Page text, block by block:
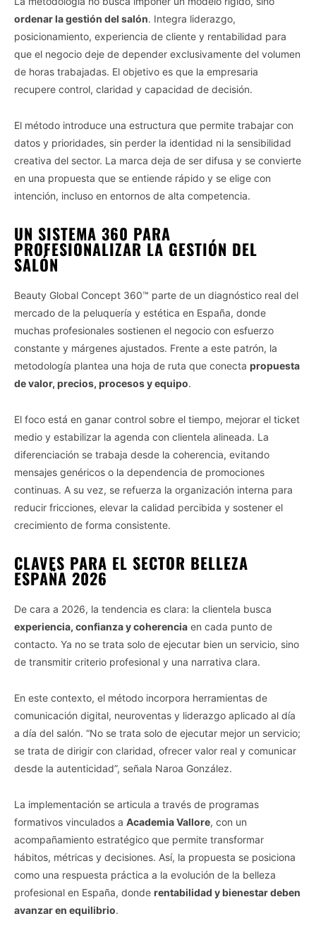
ordenar la gestión del salón. Integra liderazgo,
posicionamiento, experiencia de cliente y rentabilidad para
que el negocio deje de depender exclusivamente del volumen
de horas trabajadas. El objetivo es que la empresaria
recupere control, claridad y capacidad de decisión.
El método introduce una estructura que permite trabajar con
datos y prioridades, sin perder la identidad ni la sensibilidad
creativa del sector. La marca deja de ser difusa y se convierte
en una propuesta que se entiende rápido y se elige con
intención, incluso en entornos de alta competencia.
UN SISTEMA 360 PARA
PROFESIONALIZAR LA GESTIÓN DEL
SALÓN
Beauty Global Concept 360™ parte de un diagnóstico real del
mercado de la peluquería y estética en España, donde
muchas profesionales sostienen el negocio con esfuerzo
constante y márgenes ajustados. Frente a este patrón, la
metodología plantea una hoja de ruta que conecta propuesta
de valor, precios, procesos y equipo.
El foco está en ganar control sobre el tiempo, mejorar el ticket
medio y estabilizar la agenda con clientela alineada. La
diferenciación se trabaja desde la coherencia, evitando
mensajes genéricos o la dependencia de promociones
continuas. A su vez, se refuerza la organización interna para
reducir fricciones, elevar la calidad percibida y sostener el
crecimiento de forma consistente.
CLAVES PARA EL SECTOR BELLEZA
ESPAÑA 2026
De cara a 2026, la tendencia es clara: la clientela busca
experiencia, confianza y coherencia en cada punto de
contacto. Ya no se trata solo de ejecutar bien un servicio, sino
de transmitir criterio profesional y una narrativa clara.
En este contexto, el método incorpora herramientas de
comunicación digital, neuroventas y liderazgo aplicado al día
a día del salón. “No se trata solo de ejecutar mejor un servicio;
se trata de dirigir con claridad, ofrecer valor real y comunicar
desde la autenticidad”, señala Naroa González.
La implementación se articula a través de programas
formativos vinculados a Academia Vallore, con un
acompañamiento estratégico que permite transformar
hábitos, métricas y decisiones. Así, la propuesta se posiciona
como una respuesta práctica a la evolución de la belleza
profesional en España, donde rentabilidad y bienestar deben
avanzar en equilibrio.